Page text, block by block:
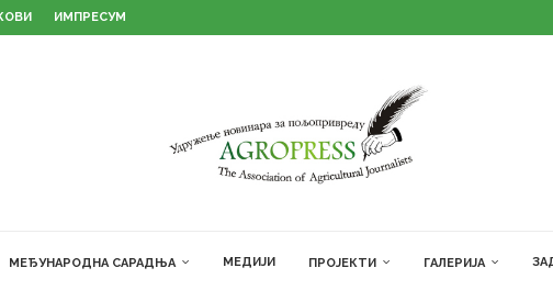
ИМПРЕСУМ
МЕЂУНАРОДНА САРАДЊА МЕДИЈИ ПРОЈЕКТИ ГАЛЕРИЈА